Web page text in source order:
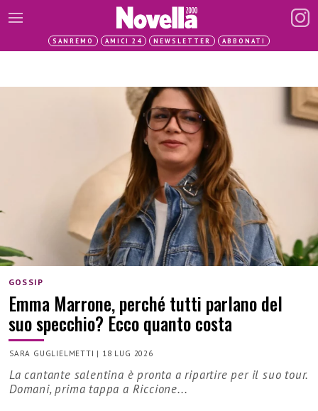
SANREMO AMICI 24 NEWSLETTER ABBONATI
GOSSIP
Emma Marrone, perché tutti parlano del
suo specchio? Ecco quanto costa
SARA GUGLIELMETTI | 18 LUG 2026
La cantante salentina è pronta a ripartire per il suo tour.
Domani, prima tappa a Riccione...